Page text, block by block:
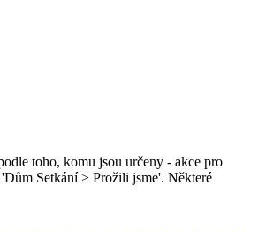
toho, komu jsou určeny - akce pro
Setkání > Prožili jsme'. Některé